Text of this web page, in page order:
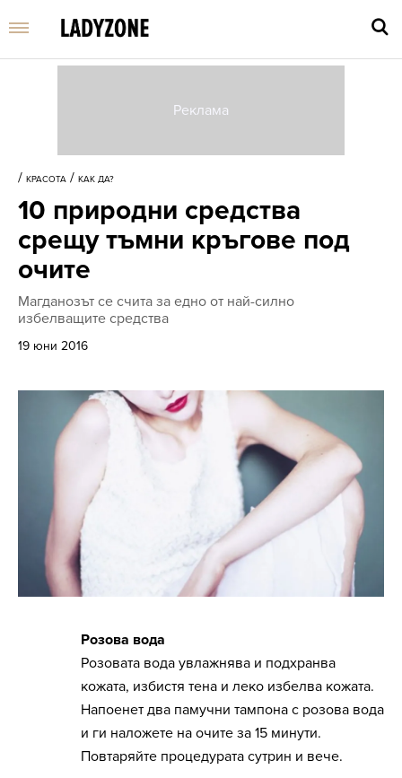
/ КРАСОТА / КАК ДА?
10 природни средства
срещу тъмни кръгове под
очите
Магданозът се счита за едно от най-силно
избелващите средства
19 юни 2016
Розова вода
Розовата вода увлажнява и подхранва
кожата, избистя тена и леко избелва кожата.
Напоенет два памучни тампона с розова вода
и ги наложете на очите за 15 минути.
Повтаряйте процедурата сутрин и вече.